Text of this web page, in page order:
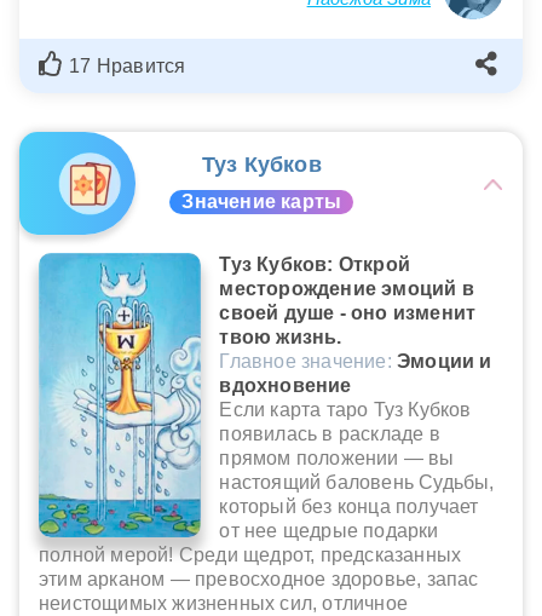
17 Нравится
Туз Кубков
Значение карты
Туз Кубков: Открой
месторождение эмоций в
своей душе - оно изменит
твою жизнь.
Главное значение: Эмоции и
вдохновение
Если карта таро Туз Кубков
появилась в раскладе в
прямом положении — вы
настоящий баловень Судьбы,
который без конца получает
от нее щедрые подарки
полной мерой! Среди щедрот, предсказанных
этим арканом — превосходное здоровье, запас
неистощимых жизненных сил, отличное